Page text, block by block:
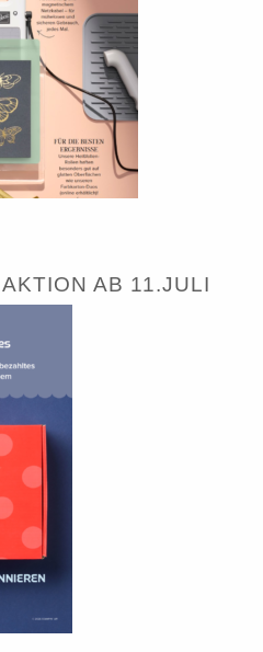
AB 11.JULI